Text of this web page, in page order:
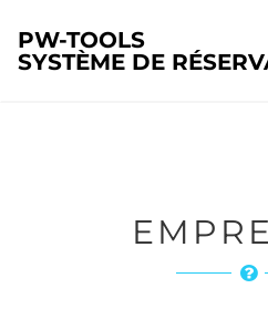
PW-TOOLS
SYSTÈME DE